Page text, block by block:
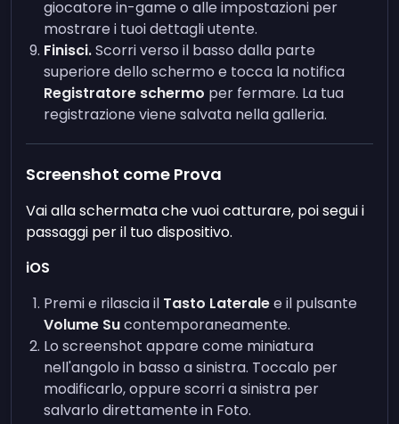
giocatore in-game o alle impostazioni per
mostrare i tuoi dettagli utente.
Finisci.Scorri verso il basso dalla parte
superiore dello schermo e tocca la notifica
Registratore schermo per fermare. La tua
registrazione viene salvata nella galleria.
Screenshot come Prova
Vai alla schermata che vuoi catturare, poi segui i
passaggi per il tuo dispositivo.
iOS
Premi e rilascia il Tasto Lateralee il pulsante
Volume Sucontemporaneamente.
Lo screenshot appare come miniatura
nell'angolo in basso a sinistra. Toccalo per
modificarlo, oppure scorri a sinistra per
salvarlo direttamente in Foto.